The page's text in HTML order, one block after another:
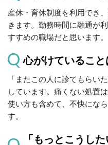
産休・育休制度を利用でき
きます。勤務時間に融通が
すすめの職場だと思います。
心がけていること
「またこの人に診てもらい
しています。痛くない処置
使い方も含めて、不快にな
す。
「もっとこうし